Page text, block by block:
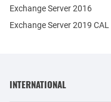
Exchange Server 2016
Exchange Server 2019 CAL
INTERNATIONAL